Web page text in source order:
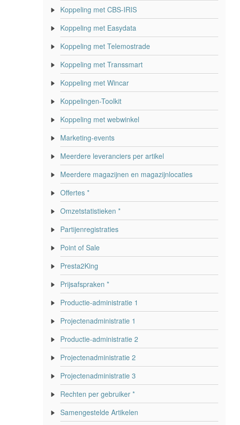
Koppeling met CBS-IRIS
Koppeling met Easydata
Koppeling met Telemostrade
Koppeling met Transsmart
Koppeling met Wincar
Koppelingen-Toolkit
Koppeling met webwinkel
Marketing-events
Meerdere leveranciers per artikel
Meerdere magazijnen en magazijnlocaties
Offertes *
Omzetstatistieken *
Partijenregistraties
Point of Sale
Presta2King
Prijsafspraken *
Productie-administratie 1
Projectenadministratie 1
Productie-administratie 2
Projectenadministratie 2
Projectenadministratie 3
Rechten per gebruiker *
Samengestelde Artikelen